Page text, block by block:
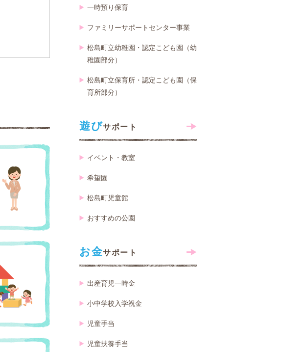
一時預り保育
ファミリーサポートセンター事業
松島町立幼稚園・認定こども園（幼
稚園部分）
松島町立保育所・認定こども園（保
育所部分）
遊びサポート
イベント・教室
希望園
松島町児童館
おすすめの公園
お金サポート
出産育児一時金
小中学校入学祝金
児童手当
児童扶養手当